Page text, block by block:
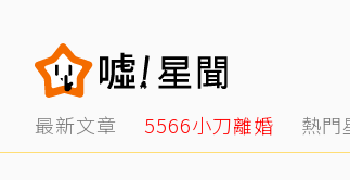
最新文章 5566小刀離婚 熱門